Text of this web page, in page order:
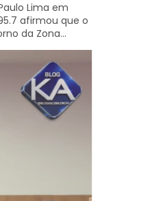
Lima em
afirmou que o
da Zona...